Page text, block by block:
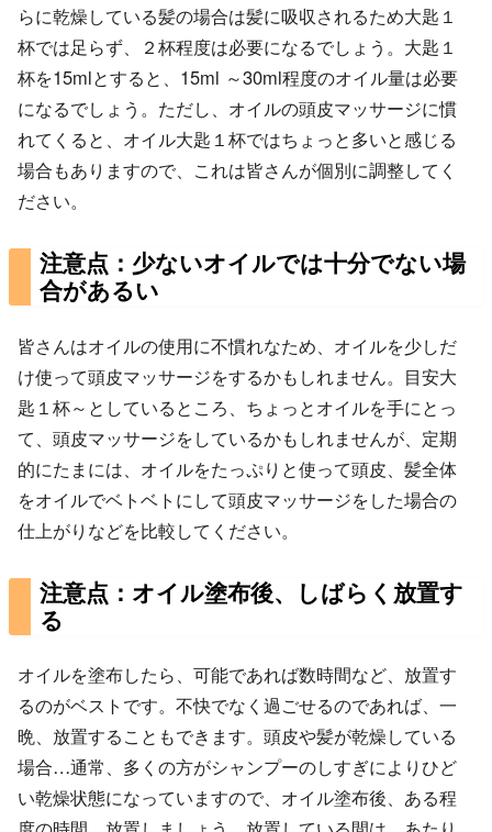
らに乾燥している髪の場合は髪に吸収されるため大匙１
杯では足らず、２杯程度は必要になるでしょう。大匙１
杯を15mlとすると、15ml ～30ml程度のオイル量は必要
になるでしょう。ただし、オイルの頭皮マッサージに慣
れてくると、オイル大匙１杯ではちょっと多いと感じる
場合もありますので、これは皆さんが個別に調整してく
ださい。
注意点：少ないオイルでは十分でない場
合があるい
皆さんはオイルの使用に不慣れなため、オイルを少しだ
け使って頭皮マッサージをするかもしれません。目安大
匙１杯～としているところ、ちょっとオイルを手にとっ
て、頭皮マッサージをしているかもしれませんが、定期
的にたまには、オイルをたっぷりと使って頭皮、髪全体
をオイルでベトベトにして頭皮マッサージをした場合の
仕上がりなどを比較してください。
注意点：オイル塗布後、しばらく放置す
る
オイルを塗布したら、可能であれば数時間など、放置す
るのがベストです。不快でなく過ごせるのであれば、一
晩、放置することもできます。頭皮や髪が乾燥している
場合…通常、多くの方がシャンプーのしすぎによりひど
い乾燥状態になっていますので、オイル塗布後、ある程